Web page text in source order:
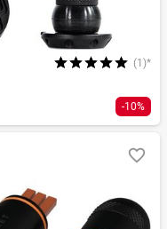
(1)*
-10%